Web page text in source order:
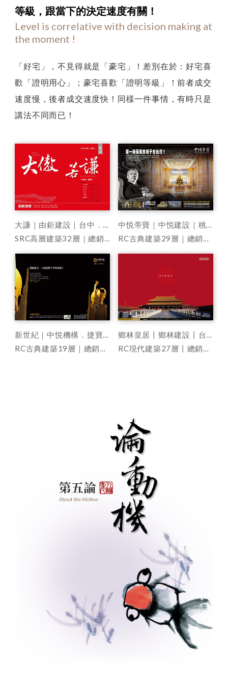
四
論
：
等
級
等級， 跟當下的決定速度有關！
Level is correlative with decision making at
the moment !
「好宅」，不見得就是「豪宅」！差別在於：好宅喜
歡「證明用心」；豪宅喜歡「證明等級」！前者成交
速度慢，後者成交速度快！同樣一件事情，有時只是
講法不同而已！
大謙｜由鉅建設｜台中．新市政最核心
SRC高層建築32層｜總銷100億 262戶
中悦帝寶｜中悦建設｜桃園．南崁新豪特區
RC古典建築29層｜總銷100億 188戶
新世紀｜中悦機構．捷寶建設｜新竹．高鐵特區
RC古典建築19層｜總銷30億 160戶
鄉林皇居丨鄉林建設丨台中．中港路造鎭計劃
RC現代建築27層丨總銷150億 650戶